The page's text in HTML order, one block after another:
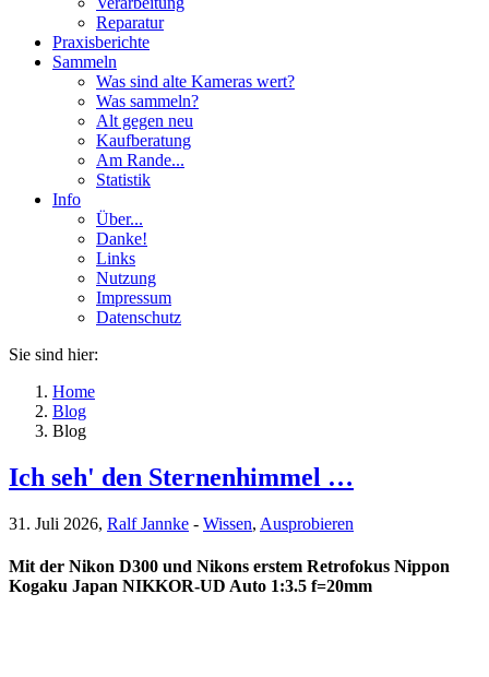
Reparatur
Praxisberichte
Sammeln
Was sind alte Kameras wert?
Was sammeln?
Alt gegen neu
Kaufberatung
Am Rande...
Statistik
Info
Über...
Danke!
Links
Nutzung
Impressum
Datenschutz
Sie sind hier:
Home
Blog
Blog
Ich seh' den Sternenhimmel …
31. Juli 2026, Ralf Jannke - Wissen, Ausprobieren
Mit der Nikon D300 und Nikons erstem Retrofokus Nippon
Kogaku Japan NIKKOR-UD Auto 1:3.5 f=20mm